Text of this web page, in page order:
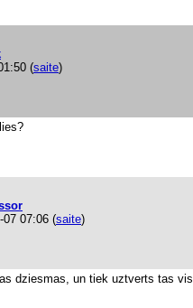
(saite)
07 07:06 (saite)
dziesmas, un tiek uztverts tas